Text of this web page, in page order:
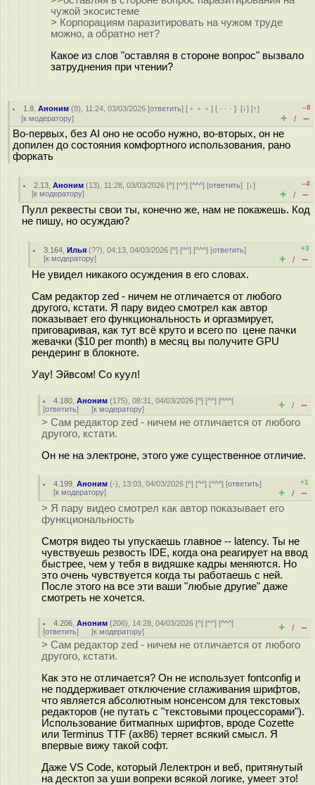
чужой экосистеме
> Корпорациям паразитировать на чужом труде
можно, а обратно нет?
Какое из слов "оставляя в стороне вопрос" вызвало
затруднения при чтении?
1.8 ,Аноним (8), 11:24, 03/03/2026 [ответить] [ ﹢﹢﹢] [ · · ·][↓] [↑]
[к модератору]
–8
+ / –
Во-первых, без AI оно не особо нужно, во-вторых, он не
допилен до состояния комфортного использования, рано
форкать
2.13 ,Аноним (13), 11:28, 03/03/2026 [^] [^^] [^^^] [ответить][↓]
[к модератору]
–4
+ / –
Пулл реквесты свои ты, конечно же, нам не покажешь. Код
не пишу, но осуждаю?
3.164 ,Илья (??), 04:13, 04/03/2026 [^] [^^] [^^^] [ответить]
[к модератору]
+3
+ / –
Не увидел никакого осуждения в его словах.
Сам редактор zed - ничем не отличается от любого
другого, кстати. Я пару видео смотрел как автор
показывает его функциональность и оргазмирует,
приговаривая, как тут всё круто и всего по цене пачки
жевачки ($10 per month) в месяц вы получите GPU
рендеринг в блокноте.
Уау! Эйвсом! Со куул!
4.180 ,Аноним (175), 08:31, 04/03/2026 [^] [^^] [^^^]
[ответить] [к модератору] + / –
> Сам редактор zed - ничем не отличается от любого
другого, кстати.
Он не на электроне, этого уже существенное отличие.
4.199 ,Аноним (-), 13:03, 04/03/2026 [^] [^^] [^^^] [ответить]
[к модератору]
+1
+ / –
> Я пару видео смотрел как автор показывает его
функциональность
Смотря видео ты упускаешь главное -- latency. Ты не
чувствуешь резвость IDE, когда она реагирует на ввод
быстрее, чем у тебя в видяшке кадры меняются. Но
это очень чувствуется когда ты работаешь с ней.
После этого на все эти ваши "любые другие" даже
смотреть не хочется.
4.206 ,Аноним (206), 14:28, 04/03/2026 [^] [^^] [^^^]
[ответить] [к модератору] + / –
> Сам редактор zed - ничем не отличается от любого
другого, кстати.
Как это не отличается? Он не использует fontconfig и
не поддерживает отключение сглаживания шрифтов,
что является абсолютным нонсенсом для текстовых
редакторов (не путать с "текстовыми процессорами").
Использование битмапных шрифтов, вроде Cozette
или Terminus TTF (ax86) теряет всякий смысл. Я
впервые вижу такой софт.
Даже VS Code, который Лелектрон и веб, притянутый
на десктоп за уши вопреки всякой логике, умеет это!